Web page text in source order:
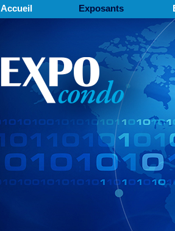
Accueil Exposants